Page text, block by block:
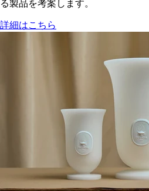
る製品を考案します。
詳細はこちら